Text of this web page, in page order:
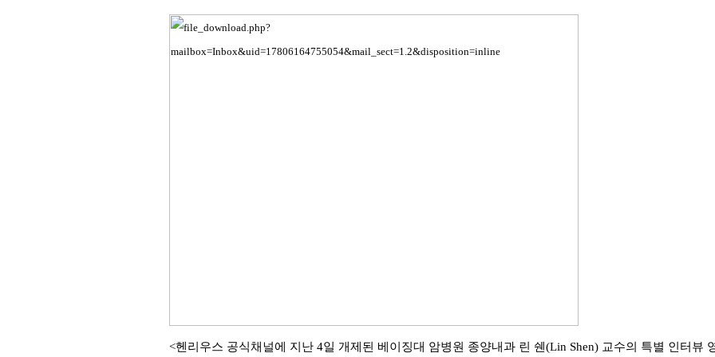
<헨리우스 공식채널에 지난 4일 개제된 베이징대 암병원 종양내과 린 쉔(Lin Shen) 교수의 특별 인터뷰